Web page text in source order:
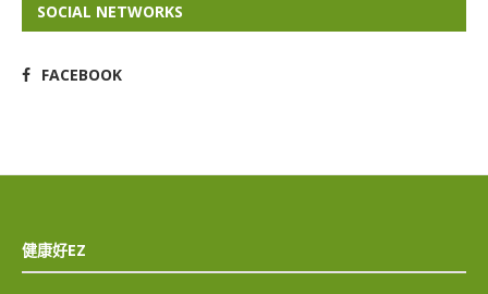
SOCIAL NETWORKS
FACEBOOK
健康好EZ